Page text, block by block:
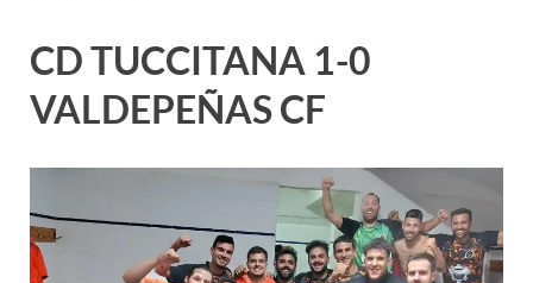
CD TUCCITANA 1-0
VALDEPEÑAS CF